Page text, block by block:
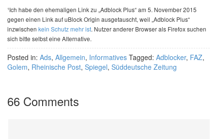
¹Ich habe den ehemaligen Link zu „Adblock Plus“ am 5. November 2015
gegen einen Link auf uBlock Origin ausgetauscht, weil „Adblock Plus“
inzwischen kein Schutz mehr ist. Nutzer anderer Browser als Firefox suchen
sich bitte selbst eine Alternative.
Posted in: Ads, Allgemein, Informatives Tagged: Adblocker, FAZ,
Golem, Rheinische Post, Spiegel, Süddeutsche Zeitung
66 Comments